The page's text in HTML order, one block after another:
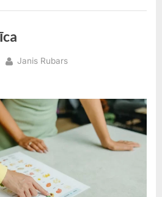
By
Janis Rubars